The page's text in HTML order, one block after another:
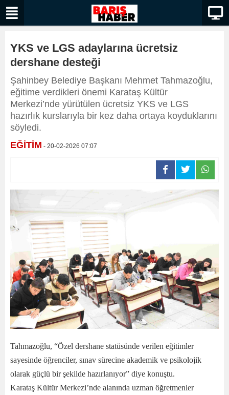
YKS ve LGS adaylarına ücretsiz
dershane desteği
Şahinbey Belediye Başkanı Mehmet Tahmazoğlu,
eğitime verdikleri önemi Karataş Kültür
Merkezi’nde yürütülen ücretsiz YKS ve LGS
hazırlık kurslarıyla bir kez daha ortaya koyduklarını
söyledi.
EĞİTİM - 20-02-2026 07:07
Tahmazoğlu, “Özel dershane statüsünde verilen eğitimler
sayesinde öğrenciler, sınav sürecine akademik ve psikolojik
olarak güçlü bir şekilde hazırlanıyor” diye konuştu.
Karataş Kültür Merkezi’nde alanında uzman öğretmenler